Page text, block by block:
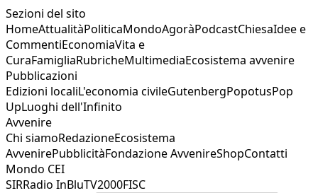
Sezioni del sito
HomeAttualitàPoliticaMondoAgoràPodcastChiesaIdee e
CommentiEconomiaVita e
CuraFamigliaRubricheMultimediaEcosistema avvenire
Pubblicazioni
Edizioni localiL'economia civileGutenbergPopotusPop
UpLuoghi dell'Infinito
Avvenire
Chi siamoRedazioneEcosistema
AvvenirePubblicitàFondazione AvvenireShopContatti
Mondo CEI
SIRRadio InBluTV2000FISC